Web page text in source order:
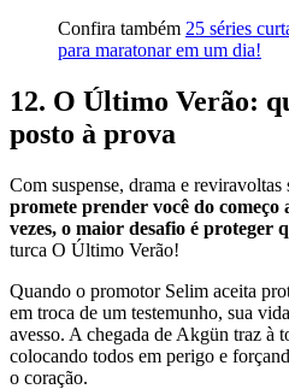
Confira também 25 séries
para maratonar em um dia!
12. O Último Verão:
posto à prova
Com suspense, drama e reviravoltas
promete prender você do começo
vezes, o maior desafio é proteger
turca O Último Verão!
Quando o promotor Selim aceita
em troca de um testemunho, sua
avesso. A chegada de Akgün traz à
colocando todos em perigo e
o coração.